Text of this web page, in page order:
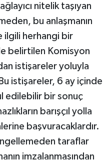
nitelik taşıyan
bu anlaşmanın
ilgili herhangi bir
belirtilen Komisyon
istişareler yoluyla
istişareler, 6 ay içinde
edilebilir bir sonuç
barışçıl yolla
başvuracaklardır.
taraflar
imzalanmasından